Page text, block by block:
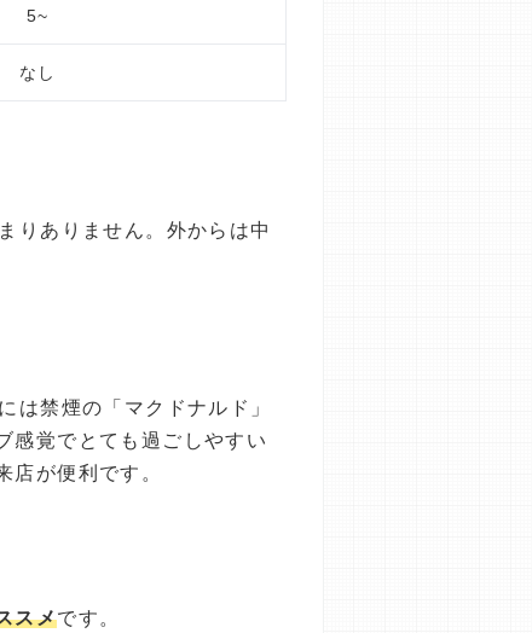
5~
なし
りありません。外からは中
は禁煙の「マクドナルド」
感覚でとても過ごしやすい
が便利です。
スメです。